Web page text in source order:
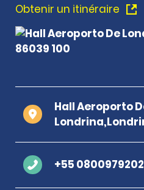
Obtenir un itinéraire
Hall Aeroporto
+55